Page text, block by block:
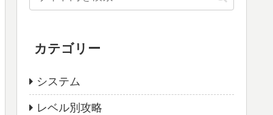
カテゴリー
システム
レベル別攻略